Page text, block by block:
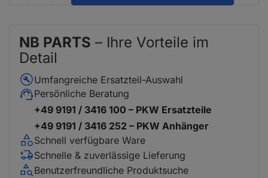
NB PARTS – Ihre Vorteile im
Detail
Umfangreiche Ersatzteil-Auswahl
Persönliche Beratung
+49 9191 / 3416 100 – PKW Ersatzteile
+49 9191 / 3416 252 – PKW Anhänger
Schnell verfügbare Ware
Schnelle & zuverlässige Lieferung
Benutzerfreundliche Produktsuche